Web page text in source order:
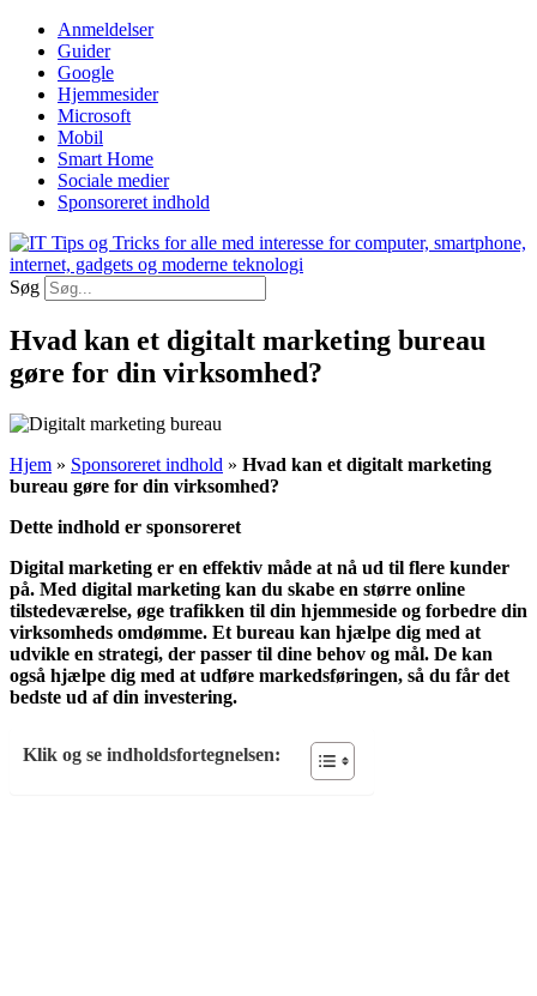
Videre
indhold
Anmeldelser
Guider
Google
Hjemmesider
Microsoft
Mobil
Smart Home
Sociale medier
Sponsoreret indhold
Søg
Hvad kan et digitalt marketing bureau
gøre for din virksomhed?
Hjem » Sponsoreret indhold » Hvad kan et digitalt marketing
bureau gøre for din virksomhed?
Dette indhold er sponsoreret
Digital marketing er en effektiv måde at nå ud til flere kunder
på. Med digital marketing kan du skabe en større online
tilstedeværelse, øge trafikken til din hjemmeside og forbedre din
virksomheds omdømme. Et bureau kan hjælpe dig med at
udvikle en strategi, der passer til dine behov og mål. De kan
også hjælpe dig med at udføre markedsføringen, så du får det
bedste ud af din investering.
Klik og se indholdsfortegnelsen: